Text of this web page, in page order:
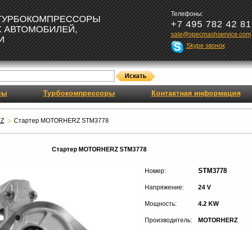
АВТОМОБИЛЕЙ,
Телефоны:
+7 495 782 42 81
sale@specmashservice.com
Skype звонок
Турбокомпрессоры Контактная информация
Стартер MOTORHERZ STM3778
Стартер MOTORHERZ STM3778
Номер: STM3778
Напряжение: 24 V
Мощность: 4.2 KW
Производитель: MOTORHERZ